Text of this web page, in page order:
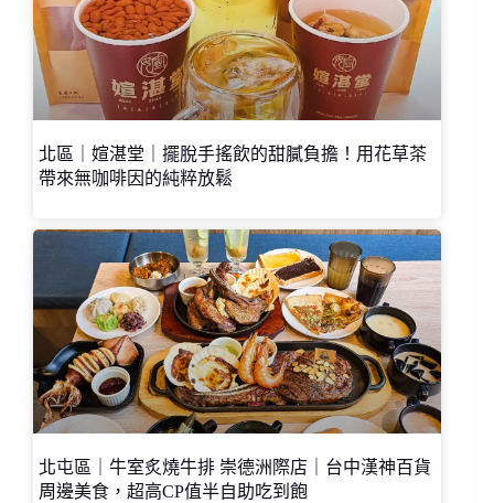
北區｜媗湛堂｜擺脫手搖飲的甜膩負擔！用花草茶
帶來無咖啡因的純粹放鬆
北屯區｜牛室炙燒牛排 崇德洲際店｜台中漢神百貨
周邊美食，超高CP值半自助吃到飽